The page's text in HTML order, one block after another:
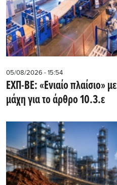
05/08/2026 - 15:54
ΕΧΠ-ΒΕ: «Ενιαίο πλαίσιο»
μάχη για το άρθρο 10.3.ε